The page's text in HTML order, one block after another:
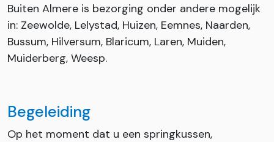
Buiten Almere is bezorging onder andere mogelijk
in: Zeewolde, Lelystad, Huizen, Eemnes, Naarden,
Bussum, Hilversum, Blaricum, Laren, Muiden,
Muiderberg, Weesp.
Begeleiding
Op het moment dat u een springkussen,